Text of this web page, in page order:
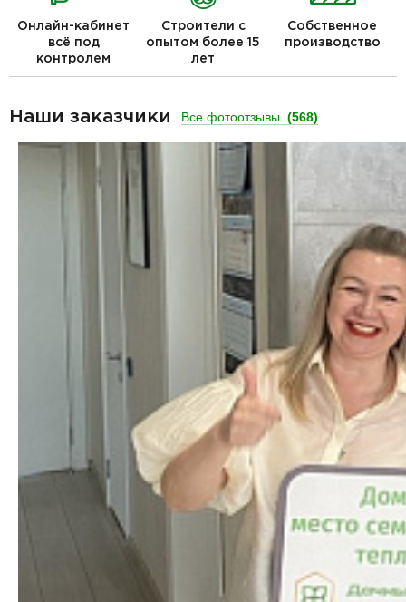
Онлайн-кабинет
всё под
контролем
Строители с
опытом более 15
лет
Собственное
производство
Наши заказчики Все фотоотзывы (568)